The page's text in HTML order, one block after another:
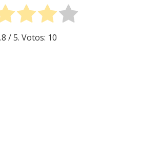
/ 5. Votos: 10